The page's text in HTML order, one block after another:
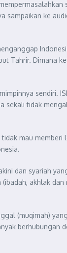
sampaikan ke
Tahrir. Dimana
sendiri.
tidak
mau memberi
dan syariah
akhlak
(muqimah)
berhubungan